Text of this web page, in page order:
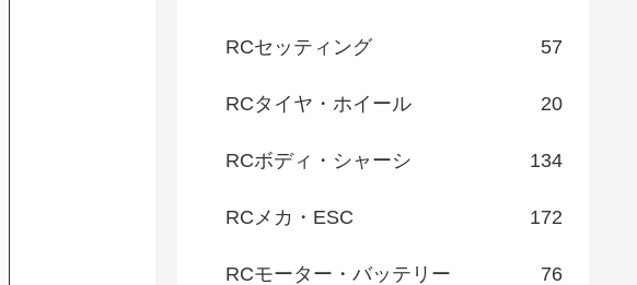
RCセッティング 57
RCタイヤ・ホイール 20
RCボディ・シャーシ 134
RCメカ・ESC 172
RCモーター・バッテリー 76